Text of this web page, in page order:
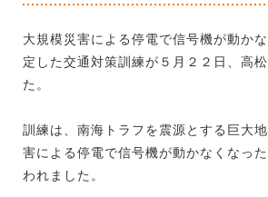
大規模災害による停電で信号機が動か
定した交通対策訓練が５月２２日、高
た。
訓練は、南海トラフを震源とする巨大
害による停電で信号機が動かなくなっ
われました。